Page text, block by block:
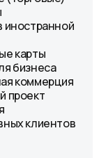
иностранной
карты
бизнеса
коммерция
проект
клиентов